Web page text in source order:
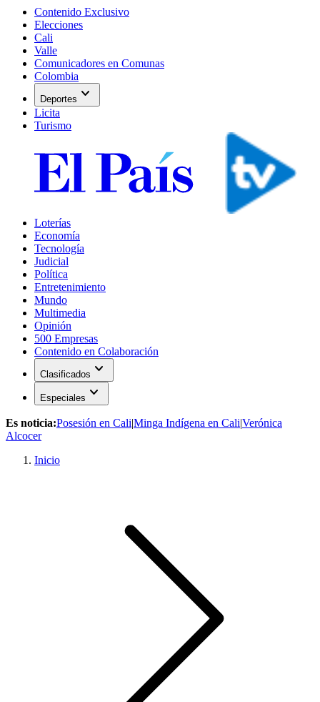
Contenido Exclusivo
Elecciones
Cali
Valle
Comunicadores en Comunas
Colombia
Deportes expand_more
Licita
Turismo
Loterías
Economía
Tecnología
Judicial
Política
Entretenimiento
Mundo
Multimedia
Opinión
500 Empresas
Contenido en Colaboración
Clasificados expand_more
Especiales expand_more
Es noticia:Posesión en Cali|Minga Indígena en Cali|Verónica
Alcocer
Inicio